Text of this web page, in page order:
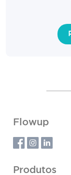
Flowup
Produtos